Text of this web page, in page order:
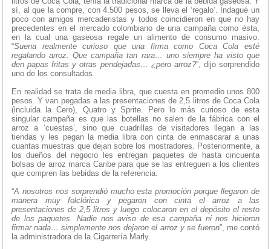
sí, al que la compre, con 4.500 pesos, se lleva el ‘regalo’. Indagué un
poco con amigos mercaderistas y todos coincidieron en que no hay
precedentes en el mercado colombiano de una campaña como ésta,
en la cual una gaseosa regale un alimento de consumo masivo.
“Suena realmente curioso que una firma como Coca Cola esté
regalando arroz. Que campaña tan rara… uno siempre ha visto que
den papas fritas y otras pendejadas… ¿pero arroz?”, dijo sorprendido
uno de los consultados.
En realidad se trata de media libra, que cuesta en promedio unos 800
pesos. Y van pegadas a las presentaciones de 2,5 litros de Coca Cola
(incluida la Cero), Quatro y Sprite. Pero lo más curioso de esta
singular campaña es que las botellas no salen de la fábrica con el
arroz a ‘cuestas’, sino que cuadrillas de visitadores llegan a las
tiendas y les pegan la media libra con cinta de enmascarar a unas
cuantas muestras que dejan sobre los mostradores. Posteriormente, a
los dueños del negocio les entregan paquetes de hasta cincuenta
bolsas de arroz marca Caribe para que se las entreguen a los clientes
que compren las bebidas de la referencia.
“A nosotros nos sorprendió mucho esta promoción porque llegaron de
manera muy folclórica y pegaron con cinta el arroz a las
presentaciones de 2,5 litros y luego colocaron en el depósito el resto
de los paquetes. Nadie nos aviso de esa campaña ni nos hicieron
firmar nada… simplemente nos dejaron el arroz y se fueron”, me contó
la administradora de la Cigarrería Marly.